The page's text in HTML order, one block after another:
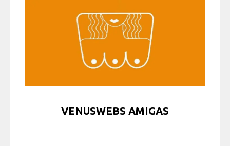
VENUSWEBS AMIGAS